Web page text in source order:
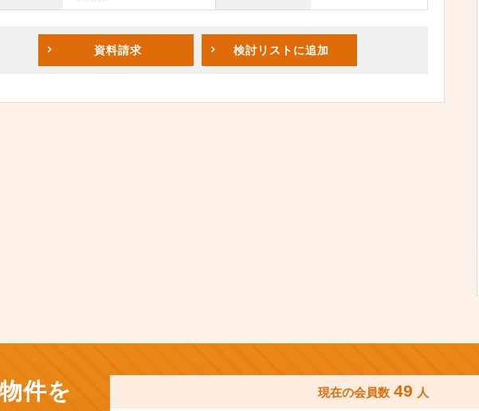
資料請求 検討リスト に追加
件を
現在の会員数 49 人